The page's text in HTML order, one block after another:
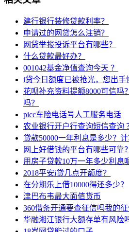
建行银行装修贷款利率？
申请过的网贷怎么注销？
网贷举报投诉平台有哪些？
什么贷款最好办？
001042基金净值查询今天 ？
i贷今日额度已被抢光，您出手
花呗补充资料提额8000可信吗
吗？
picc车险电话号人工服务电话
农业银行开户行查询短信查询
贷款50000一年利息是多少？计
网上好借钱的平台有哪些可靠？
用房子贷款10万一年多少利息
2018平安i贷几点开额度？
在分期乐上借10000得还多少？
津巴布韦最大面值货币
360借条开通要查征信吗我的
华融湘江银行大额存单有风险